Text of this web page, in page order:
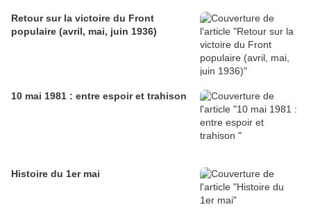
Retour sur la victoire du Front
populaire (avril, mai, juin 1936)
10 mai 1981 : entre espoir et trahison
Histoire du 1er mai